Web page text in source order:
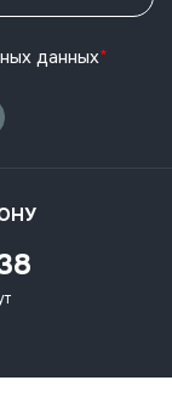
данных*